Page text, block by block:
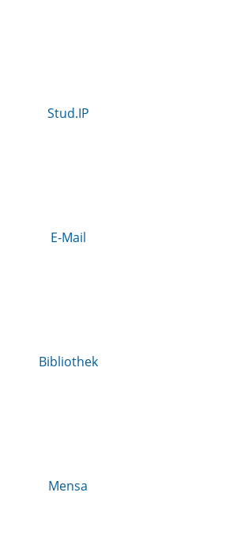
Stud.IP
E-Mail
Bibliothek
Mensa